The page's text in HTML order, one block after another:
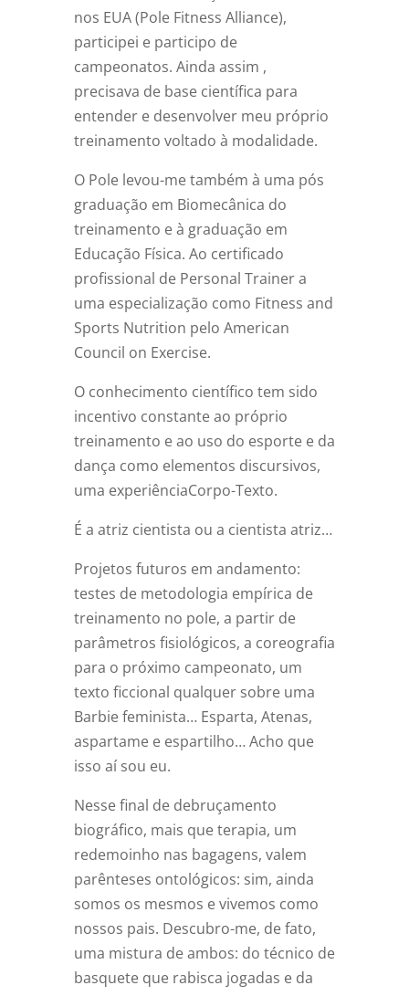
nos EUA (Pole Fitness Alliance),
participei e participo de
campeonatos. Ainda assim ,
precisava de base científica para
entender e desenvolver meu próprio
treinamento voltado à modalidade.
O Pole levou-me também à uma pós
graduação em Biomecânica do
treinamento e à graduação em
Educação Física. Ao certificado
profissional de Personal Trainer a
uma especialização como Fitness and
Sports Nutrition pelo American
Council on Exercise.
O conhecimento científico tem sido
incentivo constante ao próprio
treinamento e ao uso do esporte e da
dança como elementos discursivos,
uma experiênciaCorpo-Texto.
É a atriz cientista ou a cientista atriz…
Projetos futuros em andamento:
testes de metodologia empírica de
treinamento no pole, a partir de
parâmetros fisiológicos, a coreografia
para o próximo campeonato, um
texto ficcional qualquer sobre uma
Barbie feminista… Esparta, Atenas,
aspartame e espartilho… Acho que
isso aí sou eu.
Nesse final de debruçamento
biográfico, mais que terapia, um
redemoinho nas bagagens, valem
parênteses ontológicos: sim, ainda
somos os mesmos e vivemos como
nossos pais. Descubro-me, de fato,
uma mistura de ambos: do técnico de
basquete que rabisca jogadas e da